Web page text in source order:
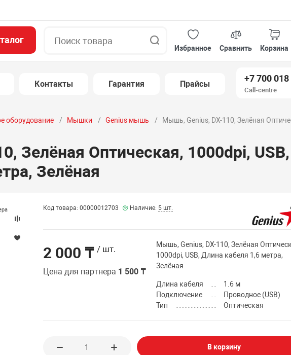
Избранное
Сравнить Корзина
Контакты Гарантия Прайсы
+7 700
Call-centre
оборудование Мышки Genius мышь
Мышь, Genius, DX-110, Зелёная
Зелёная Оптическая, 1000dpi, USB,
Зелёная
Код товара: 00000012703 Наличие: 5 шт.
2 000 ₸ / шт.
Цена для партнера 1 500 ₸
Мышь, Genius, DX-110, Зелёная
1000dpi, USB, Длина кабеля 1,6 метра,
Зелёная
Длина кабеля
1.6 м
Подключение
Проводное (USB)
Тип
Оптическая
В корзину